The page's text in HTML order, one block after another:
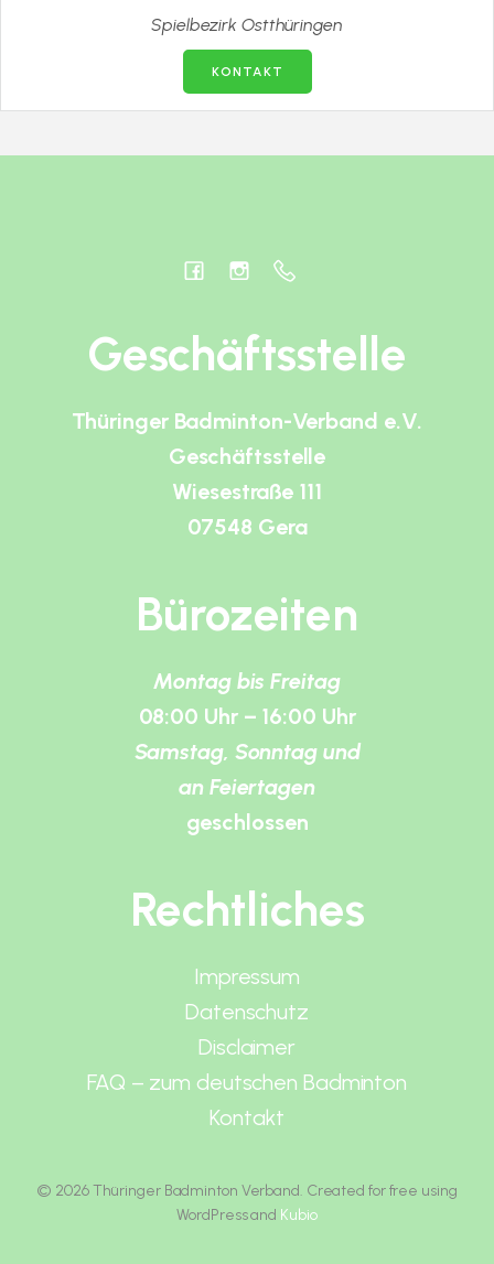
Spielbezirk Ostthüringen
KONTAKT
Geschäftsstelle
Thüringer Badminton-Verband e.V.
Geschäftsstelle
Wiesestraße 111
07548 Gera
Bürozeiten
Montag bis Freitag
08:00 Uhr – 16:00 Uhr
Samstag, Sonntag und
an Feiertagen
geschlossen
Rechtliches
Impressum
Datenschutz
Disclaimer
FAQ – zum deutschen Badminton
Kontakt
© 2026 Thüringer Badminton Verband. Created for free using
WordPress and Kubio